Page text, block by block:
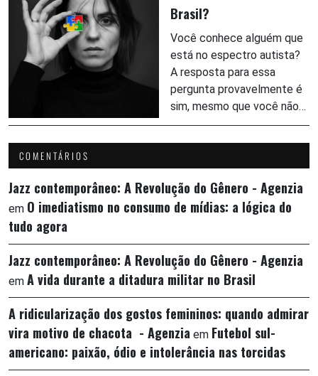
Brasil?
Você conhece alguém que
está no espectro autista?
A resposta para essa
pergunta provavelmente é
sim, mesmo que você não…
COMENTÁRIOS
Jazz contemporâneo: A Revolução do Gênero - Agenzia
em O imediatismo no consumo de mídias: a lógica do
tudo agora
Jazz contemporâneo: A Revolução do Gênero - Agenzia
em A vida durante a ditadura militar no Brasil
A ridicularização dos gostos femininos: quando admirar
vira motivo de chacota - Agenzia em Futebol sul-
americano: paixão, ódio e intolerância nas torcidas